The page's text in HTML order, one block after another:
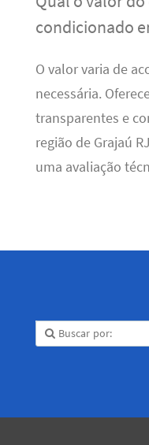
condicionado
O valor varia de
necessária.
transparentes e
região de Grajaú
uma avaliação